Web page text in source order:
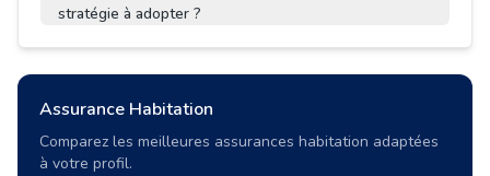
stratégie à adopter ?
Assurance Habitation
Comparez les meilleures assurances habitation adaptées
à votre profil.